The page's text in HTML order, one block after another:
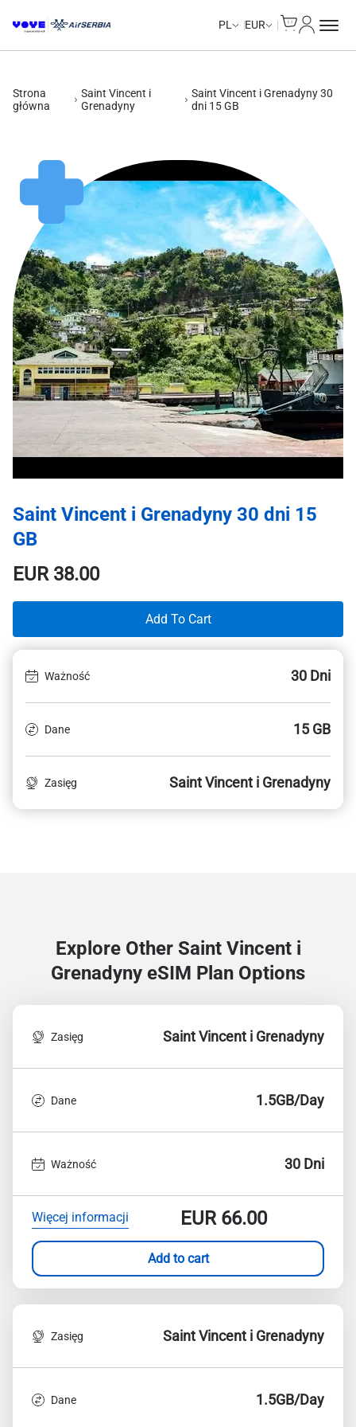
PL EUR
Strona
główna
Saint Vincent i
Grenadyny
Saint Vincent i Grenadyny 30
dni 15 GB
Saint Vincent i Grenadyny 30 dni 15
GB
EUR38.00
Add To Cart
Ważność 30 Dni
Dane 15 GB
Zasięg Saint Vincent i Grenadyny
Explore Other Saint Vincent i
Grenadyny eSIM Plan Options
Zasięg Saint Vincent i Grenadyny
Dane 1.5GB/Day
Ważność 30 Dni
Więcej informacji EUR66.00
Add to cart
Zasięg Saint Vincent i Grenadyny
Dane 1.5GB/Day